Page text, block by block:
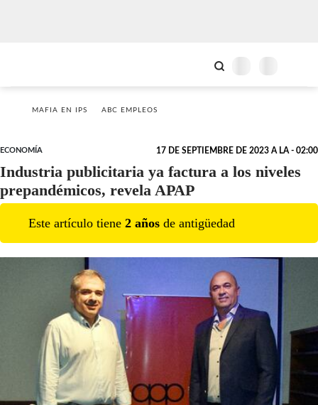
MAFIA EN IPS ABC EMPLEOS
ECONOMÍA 17 DE SEPTIEMBRE DE 2023 A LA - 02:00
Industria publicitaria ya factura a los niveles
prepandémicos, revela APAP
Este artículo tiene 2 años de antigüedad